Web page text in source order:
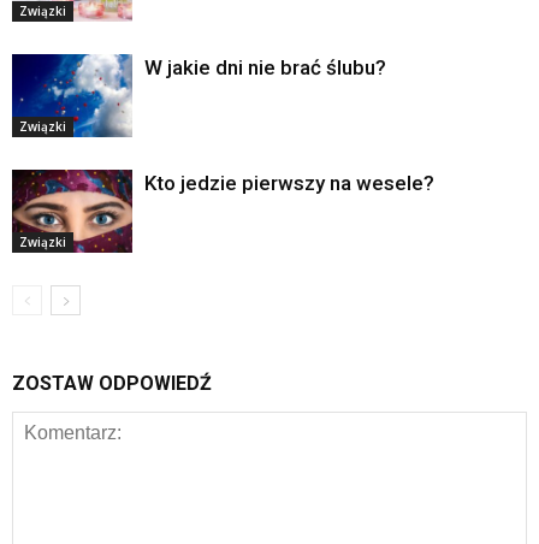
Związki
Związki
W jakie dni nie brać ślubu?
Związki
Kto jedzie pierwszy na wesele?
ZOSTAW ODPOWIEDŹ